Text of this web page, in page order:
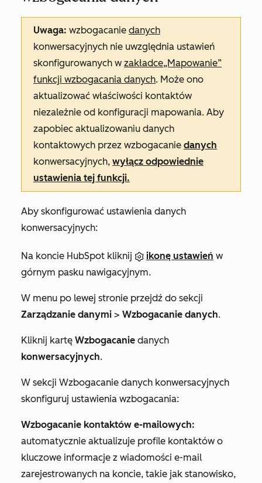
Uwaga: wzbogacanie danych
konwersacyjnych nie uwzględnia ustawień
skonfigurowanych w zakładce„Mapowanie”
funkcji wzbogacania danych. Może ono
aktualizować właściwości kontaktów
niezależnie od konfiguracji mapowania. Aby
zapobiec aktualizowaniu danych
kontaktowych przez wzbogacanie danych
konwersacyjnych, wyłącz odpowiednie
ustawienia tej funkcji.
Aby skonfigurować ustawienia danych
konwersacyjnych:
Na koncie HubSpot kliknij ikonę ustawień w
górnym pasku nawigacyjnym.
W menu po lewej stronie przejdź do sekcji
Zarządzanie danymi > Wzbogacanie danych.
Kliknij kartę Wzbogacanie danych
konwersacyjnych.
W sekcji Wzbogacanie danych konwersacyjnych
skonfiguruj ustawienia wzbogacania:
Wzbogacanie kontaktów e-mailowych:
automatycznie aktualizuje profile kontaktów o
kluczowe informacje z wiadomości e-mail
zarejestrowanych na koncie, takie jak stanowisko,